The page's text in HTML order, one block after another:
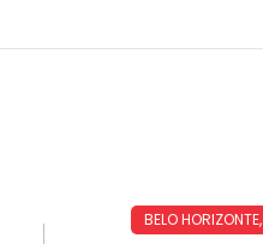
BELO HORIZONTE,